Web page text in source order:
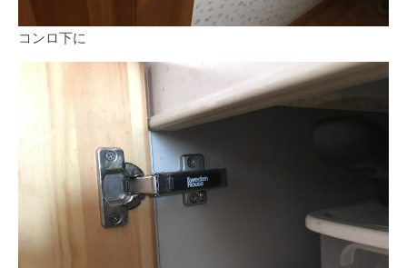
コンロ下に